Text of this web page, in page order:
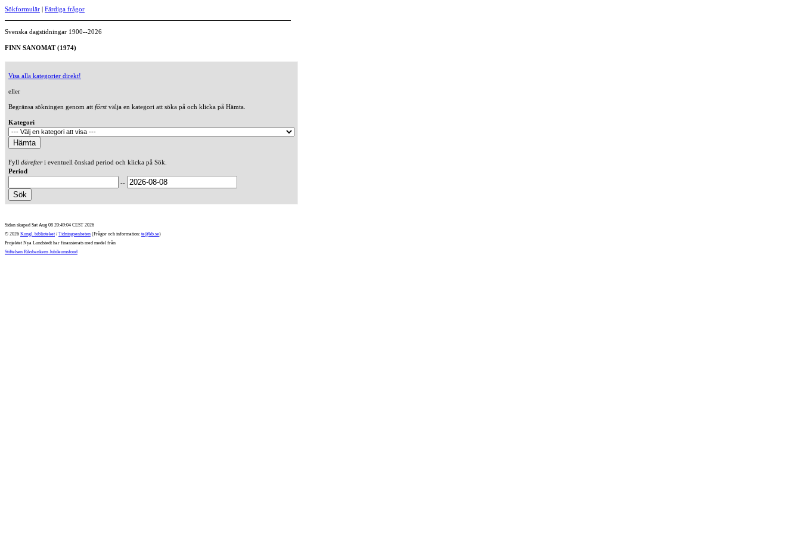
Sökformulär | Färdiga frågor
Svenska dagstidningar 1900--2026
FINN SANOMAT (1974)
Visa alla kategorier direkt!
eller
Begränsa sökningen genom att förstvälja en kategori att söka på och klicka på Hämta.
Kategori
Fyll därefteri eventuell önskad period och klicka på Sök.
Period
--
Sidan skapad Sat Aug 08 20:49:04 CEST 2026
© 2026 Kungl. biblioteket / Tidningsenheten (Frågor och information: te@kb.se)
Projektet Nya Lundstedt har finansierats med medel från
Stiftelsen Riksbankens Jubileumsfond